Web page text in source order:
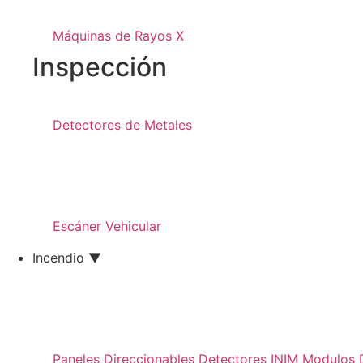
Máquinas de Rayos X
Inspección
Detectores de Metales
Escáner Vehicular
Incendio ▼
Paneles Direccionables Detectores INIM Modulos